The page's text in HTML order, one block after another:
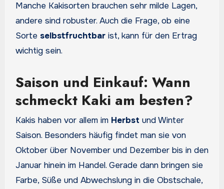
Manche Kakisorten brauchen sehr milde Lagen,
andere sind robuster. Auch die Frage, ob eine
Sorte selbstfruchtbarist, kann für den Ertrag
wichtig sein.
Saison und Einkauf: Wann
schmeckt Kaki am besten?
Kakis haben vor allem im Herbst und Winter
Saison. Besonders häufig findet man sie von
Oktober über November und Dezember bis in den
Januar hinein im Handel. Gerade dann bringen sie
Farbe, Süße und Abwechslung in die Obstschale,